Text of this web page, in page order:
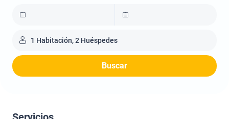
1 Habitación, 2 Huéspedes
Buscar